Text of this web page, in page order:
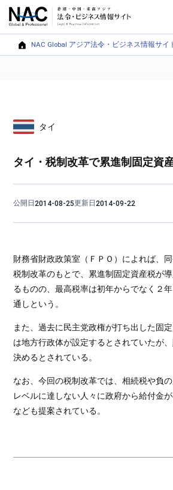
NAC Global アジア法令・ビジネス情報サイ
タイ
タイ・税制改革で累進制固定資
公開日2014-08-25更新日2014-09-22
財務省財政政策室（ＦＰＯ）によれば、
税制改革のもとで、累進制固定資産税が
るものの、最高税率は初年からでなく２
通しという。
また、過去に民主党政権が打ち出した固
は地方行政体が設定するとされていたが
決めるとされている。
なお、今回の税制改革では、相続税や負
レベルに達しない人々に政府から給付金
なども提案されている。